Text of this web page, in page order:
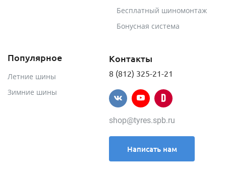
Бесплатный шиномонтаж
Бонусная система
Популярное
Летние шины
Зимние шины
Контакты
8 (812) 325-21-21
shop@tyres.spb.ru
Написать нам